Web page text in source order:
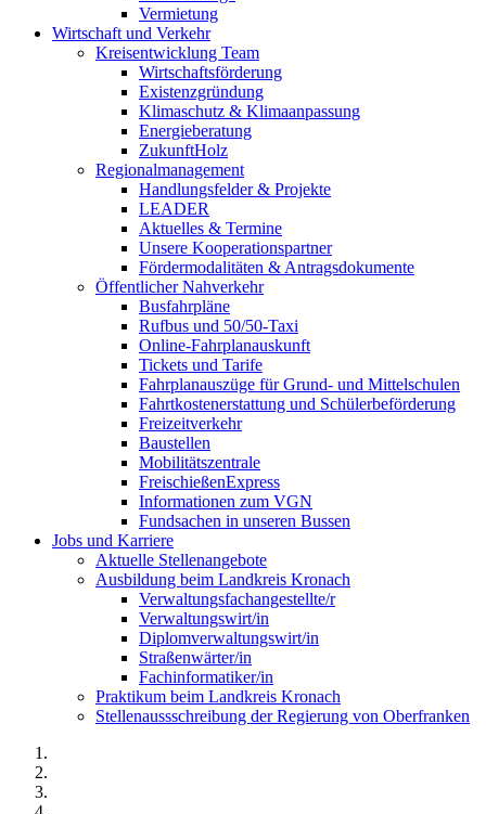
Vermietung
Wirtschaft und Verkehr
Kreisentwicklung Team
Wirtschaftsförderung
Existenzgründung
Klimaschutz & Klimaanpassung
Energieberatung
ZukunftHolz
Regionalmanagement
Handlungsfelder & Projekte
LEADER
Aktuelles & Termine
Unsere Kooperationspartner
Fördermodalitäten & Antragsdokumente
Öffentlicher Nahverkehr
Busfahrpläne
Rufbus und 50/50-Taxi
Online-Fahrplanauskunft
Tickets und Tarife
Fahrplanauszüge für Grund- und Mittelschulen
Fahrtkostenerstattung und Schülerbeförderung
Freizeitverkehr
Baustellen
Mobilitätszentrale
FreischießenExpress
Informationen zum VGN
Fundsachen in unseren Bussen
Jobs und Karriere
Aktuelle Stellenangebote
Ausbildung beim Landkreis Kronach
Verwaltungsfachangestellte/r
Verwaltungswirt/in
Diplomverwaltungswirt/in
Straßenwärter/in
Fachinformatiker/in
Praktikum beim Landkreis Kronach
Stellenaussschreibung der Regierung von Oberfranken